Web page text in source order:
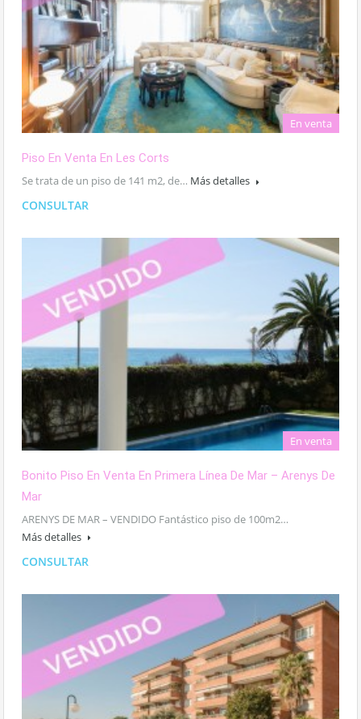
En venta
Piso En Venta En Les Corts
Se trata de un piso de 141 m2, de… Más detalles
CONSULTAR
En venta
Bonito Piso En Venta En Primera Línea De Mar – Arenys De
Mar
ARENYS DE MAR – VENDIDO Fantástico piso de 100m2…
Más detalles
CONSULTAR